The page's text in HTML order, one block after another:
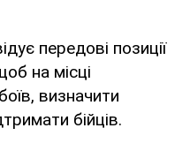
передові позиції
на місці
визначити
бійців.